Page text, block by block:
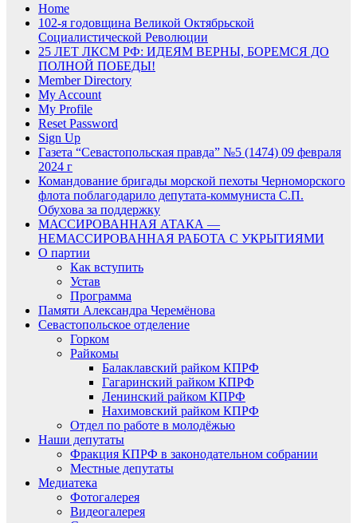
Home
102-я годовщина Великой Октябрьской
Социалистической Революции
25 ЛЕТ ЛКСМ РФ: ИДЕЯМ ВЕРНЫ, БОРЕМСЯ ДО
ПОЛНОЙ ПОБЕДЫ!
Member Directory
My Account
My Profile
Reset Password
Sign Up
Газета “Севастопольская правда” №5 (1474) 09 февраля
2024 г
Командование бригады морской пехоты Черноморского
флота поблагодарило депутата-коммуниста С.П.
Обухова за поддержку
МАССИРОВАННАЯ АТАКА —
НЕМАССИРОВАННАЯ РАБОТА С УКРЫТИЯМИ
О партии
Как вступить
Устав
Программа
Памяти Александра Черемёнова
Севастопольское отделение
Горком
Райкомы
Балаклавский райком КПРФ
Гагаринский райком КПРФ
Ленинский райком КПРФ
Нахимовский райком КПРФ
Отдел по работе в молодёжью
Наши депутаты
Фракция КПРФ в законодательном собрании
Местные депутаты
Медиатека
Фотогалерея
Видеогалерея